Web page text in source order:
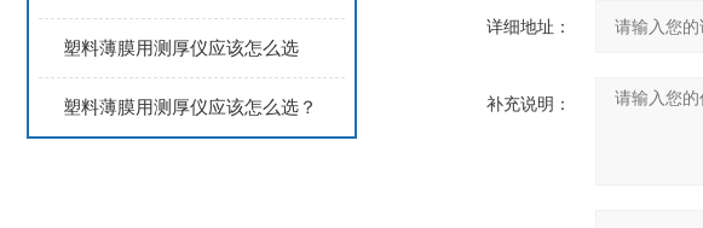
塑料薄膜用测厚仪应该怎么选
塑料薄膜用测厚仪应该怎么选？
详细地址：
补充说明：